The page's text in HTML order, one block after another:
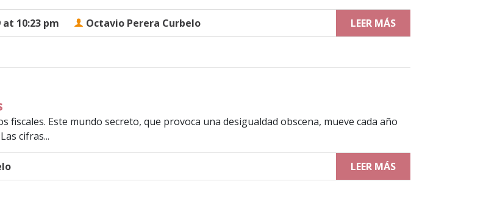
at 10:23 pm Octavio Perera Curbelo LEER MÁS
fiscales. Este mundo secreto, que provoca una desigualdad obscena, mueve cada año
cifras...
LEER MÁS